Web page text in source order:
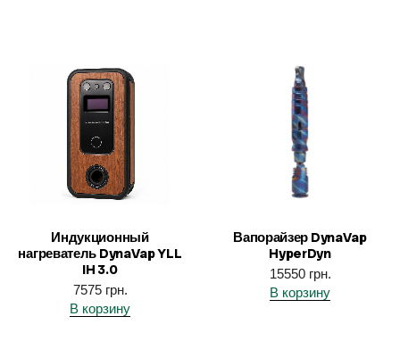
Индукционный
нагреватель DynaVap YLL
IH 3.0
7575 грн.
В корзину
Вапорайзер DynaVap
HyperDyn
15550 грн.
В корзину